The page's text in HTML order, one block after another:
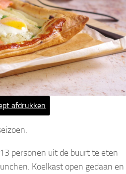
afdrukken
personen uit de buurt te eten
Koelkast open gedaan en